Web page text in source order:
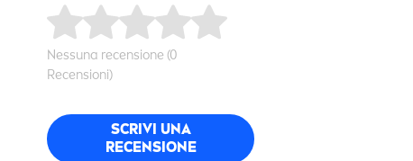
Nessuna recensione (0
Recensioni)
SCRIVI UNA
RECENSIONE